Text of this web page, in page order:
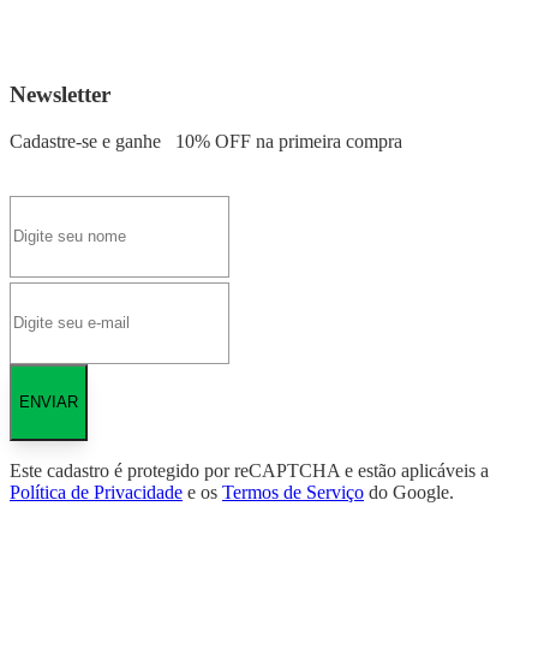
Newsletter
Cadastre-se e ganhe 10% OFF na primeira compra
ENVIAR
Este cadastro é protegido por reCAPTCHA e estão aplicáveis a
Política de Privacidade e os Termos de Serviço do Google.